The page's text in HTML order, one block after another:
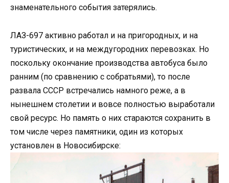
знаменательного события затерялись.
ЛАЗ-697 активно работал и на пригородных, и на
туристических, и на междугородних перевозках. Но
поскольку окончание производства автобуса было
ранним (по сравнению с собратьями), то после
развала СССР встречались намного реже, а в
нынешнем столетии и вовсе полностью выработали
свой ресурс. Но память о них стараются сохранить в
том числе через памятники, один из которых
установлен в Новосибирске: